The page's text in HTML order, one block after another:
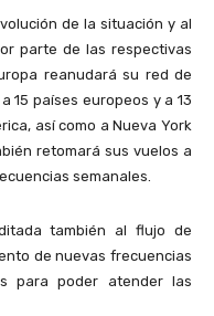
de la situación y al
parte de las respectivas
reanudará su red de
15 países europeos y a 13
así como a Nueva York
retomará sus vuelos a
semanales.
también al flujo de
de nuevas frecuencias
para poder atender las